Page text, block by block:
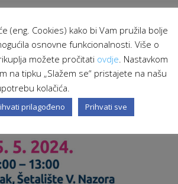
(eng. Cookies) kako bi Vam pružila bolje
osnovne funkcionalnosti. Više o
možete pročitati ovdje . Nastavkom
na tipku „Slažem se“ pristajete na našu
kolačića.
prilagođeno Prihvati sve